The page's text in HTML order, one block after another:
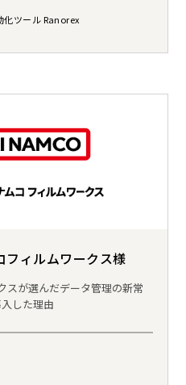
化ツール Ranorex
ィルムワークス様
スが選んだデータ管理の新常
した理由